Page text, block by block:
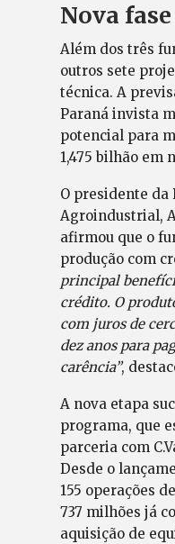
Nova
Além dos três
outros sete
técnica. A
Paraná invista
potencial para
1,475 bilhão em
O presidente da
Agroindustrial,
afirmou que o
produção com
principal
crédito. O
com juros de
dez anos para
carência”,
A nova etapa
programa, que
parceria com
Desde o
155 operações
737 milhões já
aquisição de